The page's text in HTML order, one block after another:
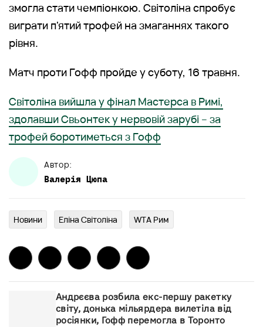
змогла стати чемпіонкою. Світоліна спробує
виграти п'ятий трофей на змаганнях такого
рівня.
Матч проти Гофф пройде у суботу, 16 травня.
Світоліна вийшла у фінал Мастерса в Римі,
здолавши Свьонтек у нервовій зарубі – за
трофей боротиметься з Гофф
Автор:
Валерія Цюпа
Новини Еліна Світоліна WTA Рим
Андрєєва розбила екс-першу ракетку
світу, донька мільярдера вилетіла від
росіянки, Гофф перемогла в Торонто